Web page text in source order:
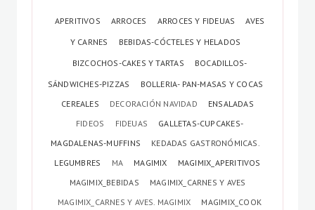
APERITIVOS ARROCES ARROCES Y FIDEUAS
AVES
Y CARNES
BEBIDAS-CÓCTELES Y HELADOS
BIZCOCHOS-CAKES Y TARTAS
BOCADILLOS-
SÁNDWICHES-PIZZAS
BOLLERIA- PAN-MASAS Y COCAS
CEREALES
DECORACIÓN NAVIDAD
ENSALADAS
FIDEOS
FIDEUAS
GALLETAS-CUPCAKES-
MAGDALENAS-MUFFINS
KEDADAS GASTRONÓMICAS.
LEGUMBRES
MA MAGIMIX
MAGIMIX_APERITIVOS
MAGIMIX_BEBIDAS
MAGIMIX_CARNES Y AVES
MAGIMIX_CARNES Y AVES. MAGIMIX
MAGIMIX_COOK